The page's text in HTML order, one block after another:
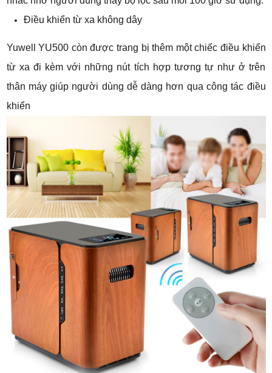
Điều khiển từ xa không dây
Yuwell YU500 còn được trang bị thêm một chiếc điều khiển
từ xa đi kèm với những nút tích hợp tương tự như ở trên
thân máy giúp người dùng dễ dàng hơn qua công tác điều
khiển